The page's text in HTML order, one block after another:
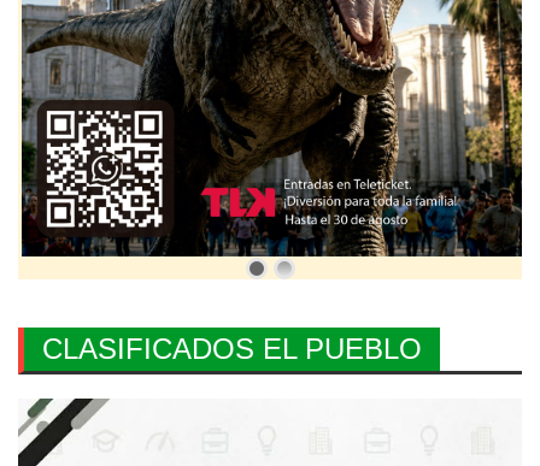
CLASIFICADOS EL PUEBLO